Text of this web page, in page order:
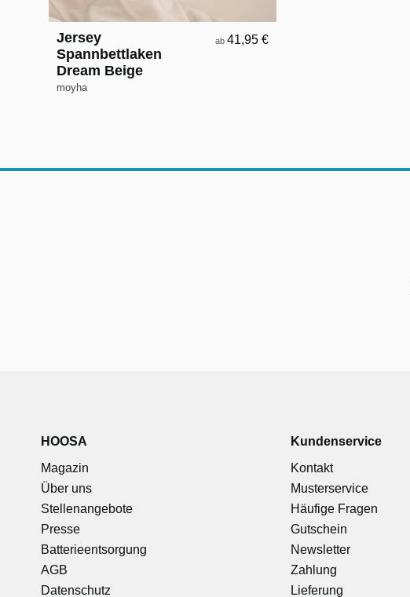
Jersey
Spannbettlaken
Dream Beige
moyha
ab 41,95 €
HOOSA
Magazin
Über uns
Stellenangebote
Presse
Batterieentsorgung
AGB
Datenschutz
Kundenservice
Kontakt
Musterservice
Häufige Fragen
Gutschein
Newsletter
Zahlung
Lieferung